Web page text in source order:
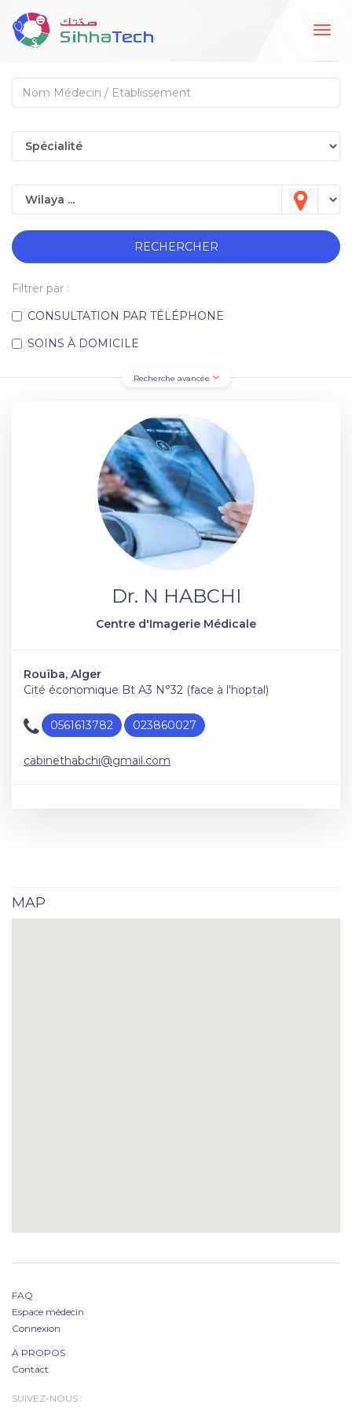
RECHERCHER
Filtrer par :
CONSULTATION PAR TÉLÉPHONE
SOINS À DOMICILE
Recherche avancée
Dr. N HABCHI
Centre d'Imagerie Médicale
Rouïba, Alger
Cité économique Bt A3 N°32 (face à l'hoptal)
0561613782 023860027
cabinethabchi@gmail.com
MAP
FAQ
Espace médecin
Connexion
À PROPOS
Contact
SUIVEZ-NOUS :